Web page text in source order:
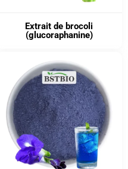
Extrait de brocoli
(glucoraphanine)